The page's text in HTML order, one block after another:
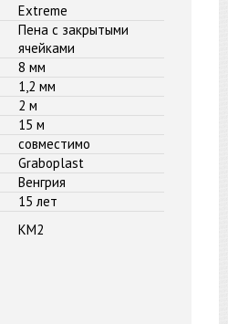
Extreme
Пена с закрытыми
ячейками
8 мм
1,2 мм
2 м
15 м
совместимо
Graboplast
Венгрия
15 лет
КМ2